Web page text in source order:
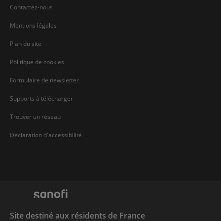
Contactez-nous
Mentions légales
Plan du site
Politique de cookies
Formulaire de newsletter
Supports à télécharger
Trouver un réseau
Déclaration d'accessibilité
Site destiné aux résidents de France